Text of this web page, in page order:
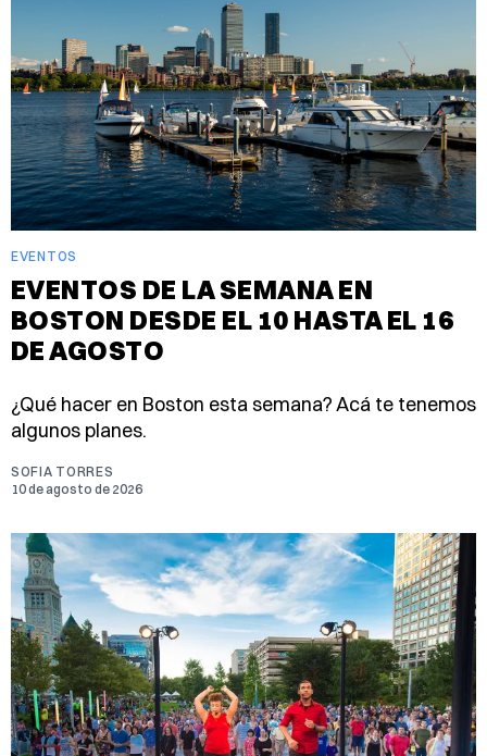
EVENTOS
EVENTOS DE LA SEMANA EN
BOSTON DESDE EL 10 HASTA EL 16
DE AGOSTO
¿Qué hacer en Boston esta semana? Acá te tenemos
algunos planes.
SOFIA TORRES
10 de agosto de 2026